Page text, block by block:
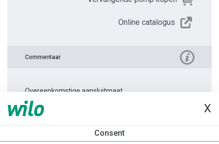
X
Consent
Online catalogus
Commentaar
Overeenkomstige aansluitmaat.
Productinformatie